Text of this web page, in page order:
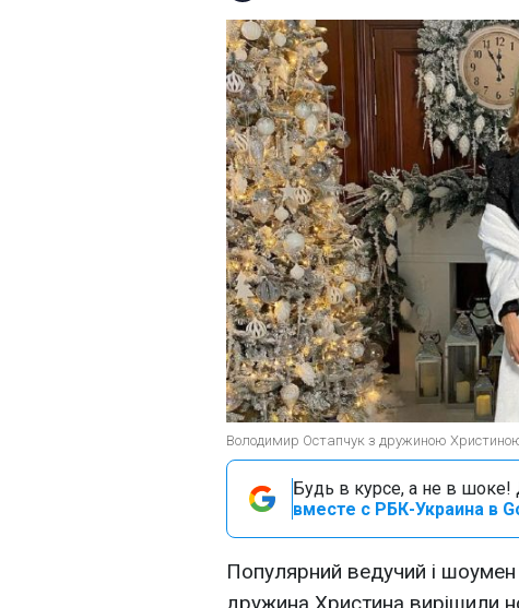
Володимир Остапчук з дружиною
Будь в курсе, а не в
вместе с РБК-Украина в
Популярний ведучий і